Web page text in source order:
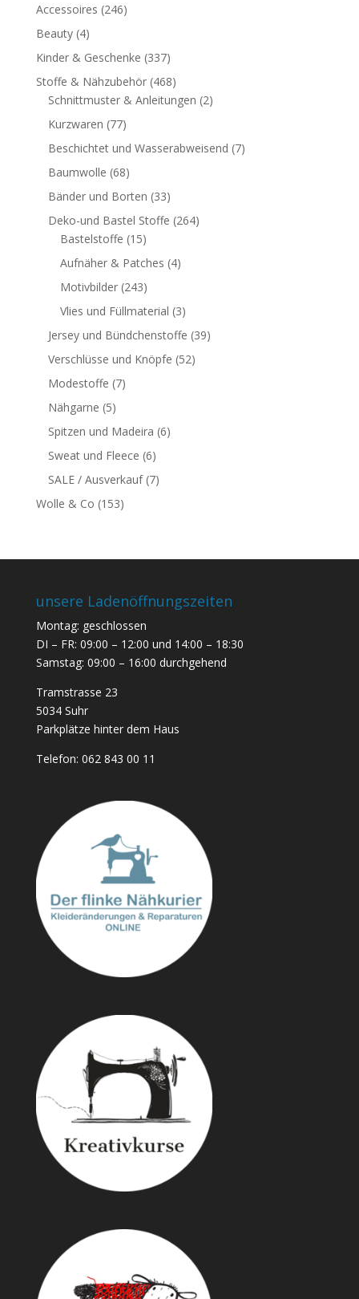
Accessoires (246)
Beauty (4)
Kinder & Geschenke (337)
Stoffe & Nähzubehör (468)
Schnittmuster & Anleitungen (2)
Kurzwaren (77)
Beschichtet und Wasserabweisend (7)
Baumwolle (68)
Bänder und Borten (33)
Deko-und Bastel Stoffe (264)
Bastelstoffe (15)
Aufnäher & Patches (4)
Motivbilder (243)
Vlies und Füllmaterial (3)
Jersey und Bündchenstoffe (39)
Verschlüsse und Knöpfe (52)
Modestoffe (7)
Nähgarne (5)
Spitzen und Madeira (6)
Sweat und Fleece (6)
SALE / Ausverkauf (7)
Wolle & Co (153)
unsere Ladenöffnungszeiten
Montag: geschlossen
DI – FR: 09:00 – 12:00 und 14:00 – 18:30
Samstag: 09:00 – 16:00 durchgehend
Tramstrasse 23
5034 Suhr
Parkplätze hinter dem Haus
Telefon: 062 843 00 11